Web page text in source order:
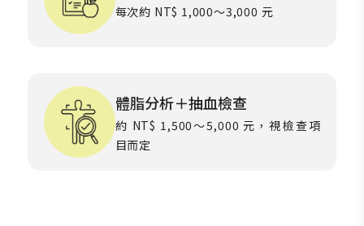
每次約 NT$ 1,000～3,000 元
體脂分析＋抽血檢查
約 NT$ 1,500～5,000 元，視檢查項
目而定